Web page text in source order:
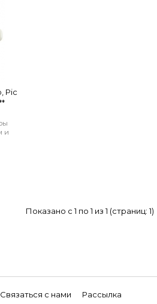
Pic
и
Показано с 1 по 1 из 1 (страниц: 1)
Связаться с нами
Рассылка